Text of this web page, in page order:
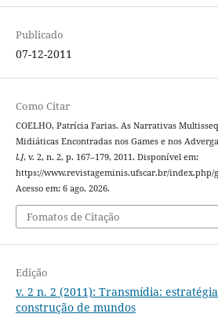
Publicado
07-12-2011
Como Citar
COELHO, Patrícia Farias. As Narrativas
Midiáticas Encontradas nos Games e nos
l.], v. 2, n. 2, p. 167–179, 2011. Disponível em:
https://www.revistageminis.ufscar.br/index.php/
Acesso em: 6 ago. 2026.
Fomatos de Citação
Edição
v. 2 n. 2 (2011): Transmídia:
construção de mundos